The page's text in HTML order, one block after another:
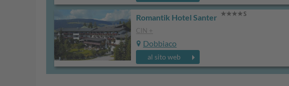
Romantik Hotel Santer
CIN +
Dobbiaco
al sito web